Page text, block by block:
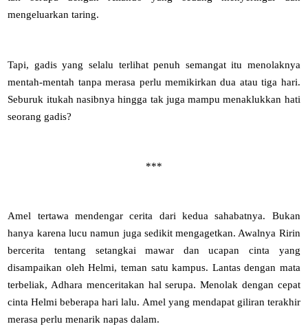
mengeluarkan taring.
Tapi, gadis yang selalu terlihat penuh semangat itu menolaknya
mentah-mentah tanpa merasa perlu memikirkan dua atau tiga hari.
Seburuk itukah nasibnya hingga tak juga mampu menaklukkan hati
seorang gadis?
***
Amel tertawa mendengar cerita dari kedua sahabatnya. Bukan
hanya karena lucu namun juga sedikit mengagetkan. Awalnya Ririn
bercerita tentang setangkai mawar dan ucapan cinta yang
disampaikan oleh Helmi, teman satu kampus. Lantas dengan mata
terbeliak, Adhara menceritakan hal serupa. Menolak dengan cepat
cinta Helmi beberapa hari lalu. Amel yang mendapat giliran terakhir
merasa perlu menarik napas dalam.